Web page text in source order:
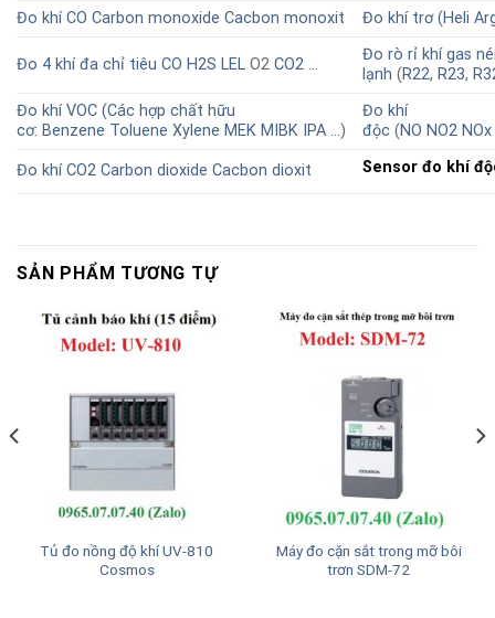
Đo khí CO Carbon monoxide Cacbon monoxit Đo khí trơ (Heli
Đo 4 khí đa chỉ tiêu CO H2S LEL O2 CO2 …
Đo rò rỉ khí gas
lạnh (R22, R23,
Đo khí VOC (Các hợp chất hữu
cơ: Benzene Toluene Xylene MEK MIBK IPA …)
Đo khí
độc (NO NO2 NOx
Đo khí CO2 Carbon dioxide Cacbon dioxit Sensor đo khí
SẢN PHẨM TƯƠNG TỰ
Tủ đo nồng độ khí UV-810
Cosmos
Máy đo cặn sắt trong mỡ bôi
trơn SDM-72